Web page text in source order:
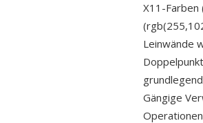
X11-Farben
Leinwände
Gängige